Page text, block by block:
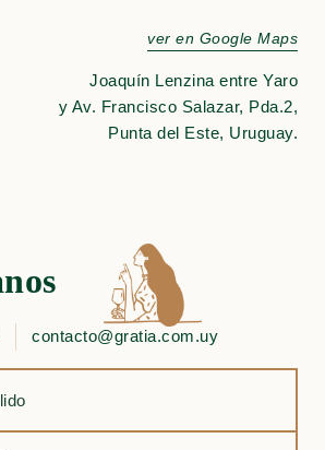
contacto@gratia.com.uy
ver en Google Maps
Joaquín Lenzina entre Yaro
y Av. Francisco Salazar, Pda.2,
Punta del Este, Uruguay.